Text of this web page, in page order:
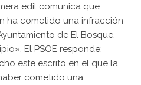
edil comunica que
ha cometido una infracción
de El Bosque,
El PSOE responde:
este escrito en el que la
cometido una